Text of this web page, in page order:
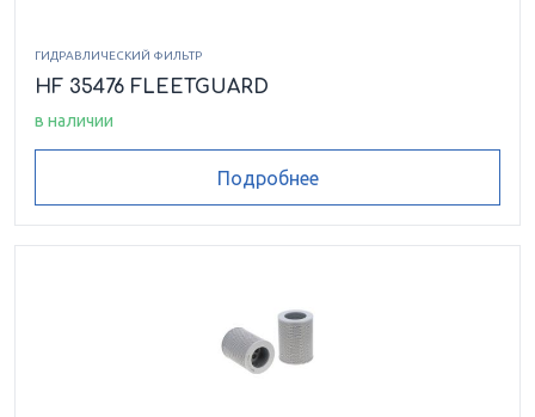
ГИДРАВЛИЧЕСКИЙ ФИЛЬТР
HF 35476 FLEETGUARD
в наличии
Подробнее